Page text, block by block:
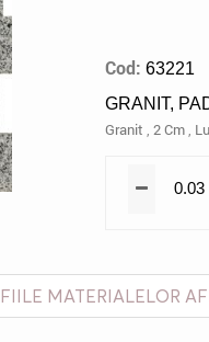
Cod: 63221
GRANIT,
Granit ,2 Cm,
MATERIALELOR